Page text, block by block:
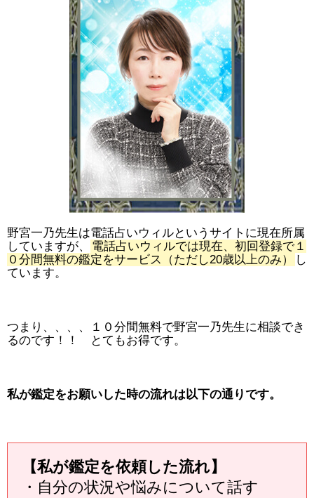
野宮一乃先生は電話占いウィルというサイトに現在所属
していますが、
電話占いウィルでは現在、初回登録で１
０分間無料の鑑定をサービス（ただし20歳以上のみ）
し
ています。
つまり、、、、１０分間無料で野宮一乃先生に相談でき
るのです！！ とてもお得です。
私が鑑定をお願いした時の流れは以下の通りです。
【私が鑑定を依頼した流れ】
・自分の状況や悩みについて話す